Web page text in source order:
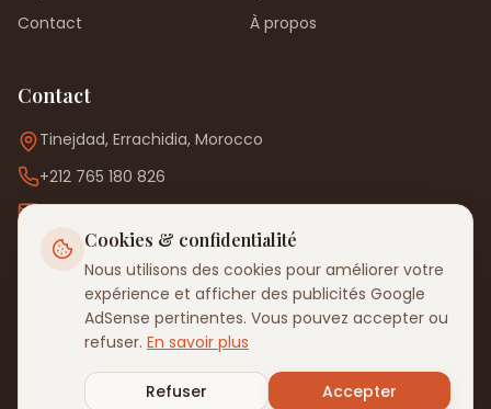
Contact
À propos
Contact
Tinejdad, Errachidia, Morocco
+212 765 180 826
Contact@tinejdad.com
WhatsApp
©2026 Tinejdad Guide
ConfidentialitéConditionsCookiesAvis
Cookies & confidentialité
Nous utilisons des cookies pour améliorer votre
expérience et afficher des publicités Google
AdSense pertinentes. Vous pouvez accepter ou
refuser. En savoir plus
Refuser Accepter